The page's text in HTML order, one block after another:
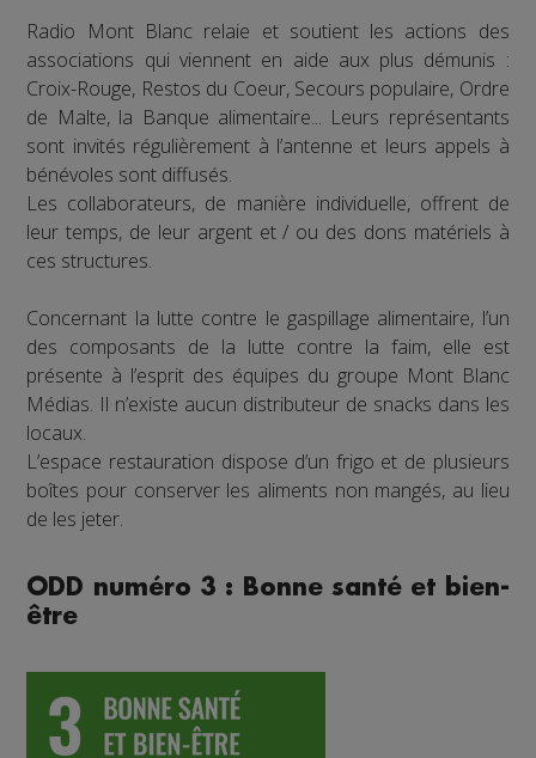
Radio Mont Blanc relaie et soutient les actions des
associations qui viennent en aide aux plus démunis :
Croix-Rouge, Restos du Coeur, Secours populaire, Ordre
de Malte, la Banque alimentaire... Leurs représentants
sont invités régulièrement à l’antenne et leurs appels à
bénévoles sont diffusés.
Les collaborateurs, de manière individuelle, offrent de
leur temps, de leur argent et / ou des dons matériels à
ces structures.
Concernant la lutte contre le gaspillage alimentaire, l’un
des composants de la lutte contre la faim, elle est
présente à l’esprit des équipes du groupe Mont Blanc
Médias. Il n’existe aucun distributeur de snacks dans les
locaux.
L’espace restauration dispose d’un frigo et de plusieurs
boîtes pour conserver les aliments non mangés, au lieu
de les jeter.
ODD numéro 3 : Bonne santé et bien-
être